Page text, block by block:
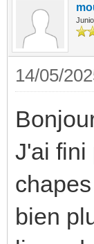
14/05/
J'ai fini
bien